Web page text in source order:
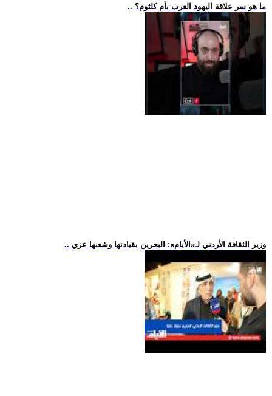
.. ما هو سر علاقة اليهود العرب بأم كلثوم؟
.. وزير الثقافة الأردني لـ«الأيام»: البحرين بقيادتها وشعبها عزي